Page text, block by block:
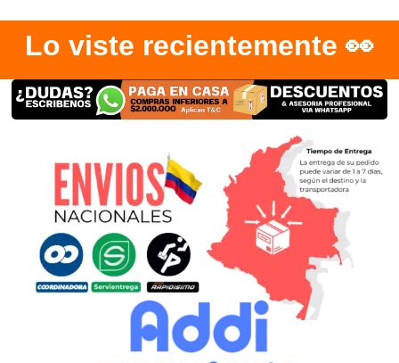
Lo viste recientemente 👀